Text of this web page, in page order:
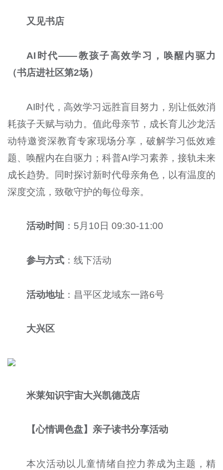
又见书店
AI时代——教孩子高效学习，唤醒内驱力
（书店进社区第2场）
AI时代，高效学习远胜盲目努力，别让低效消
耗孩子天赋与动力。值此母亲节，成长育儿沙龙活
动特邀资深教育专家现场分享，破解学习低效难
题、唤醒内在自驱力；科普AI学习素养，接轨未来
成长趋势。同时探讨新时代母亲角色，以有温度的
深度交流，致敬守护的每位母亲。
活动时间 ：5月10日 09:30-11:00
参与方式 ：线下活动
活动地址 ：昌平区龙域东一路6号
大兴区
米莱知识宇宙大兴凯德茂店
【心情调色盘】亲子读书分享活动
本次活动以儿童情绪自控力养成为主题，精